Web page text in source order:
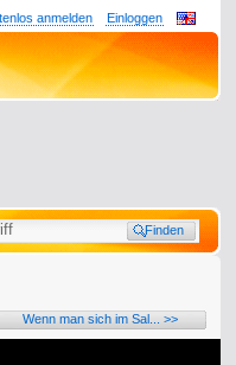
Einloggen
anmelden
Wenn man sich im Sal... >>